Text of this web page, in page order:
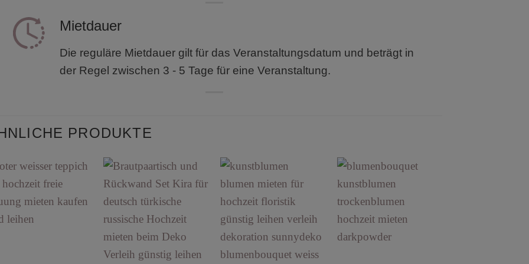
Mietdauer
Die reguläre Mietdauer gilt für das Veranstaltungsdatum und beträgt in
der Regel zwischen 3 - 5 Tage für eine Veranstaltung.
PRODUKTE